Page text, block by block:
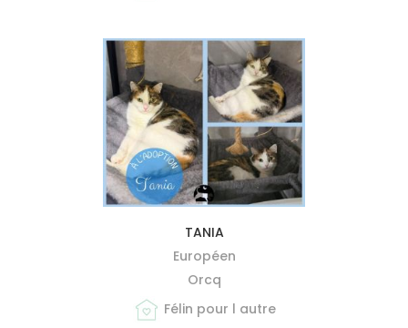
MIEUX ME CONNAÎTRE
TANIA
Européen
Orcq
Félin pour l autre